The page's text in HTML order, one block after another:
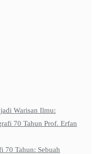
Warisan Ilmu:
70 Tahun Prof. Erfan
70 Tahun: Sebuah